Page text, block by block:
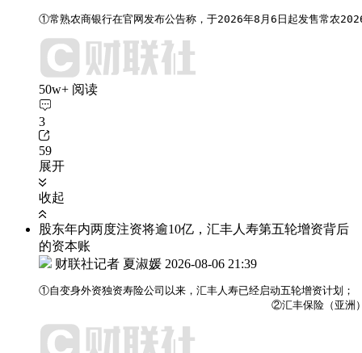
①常熟农商银行在官网发布公告称，于2026年8月6日起发售常农
50w+ 阅读
3
59
展开
收起
股东年内两度注资将逾10亿，汇丰人寿第五轮增资背后
的资本账
财联社记者 夏淑媛 2026-08-06 21:39
①自变身外资独资寿险公司以来，汇丰人寿已经启动五轮增资计划；
②汇丰保险（亚洲）